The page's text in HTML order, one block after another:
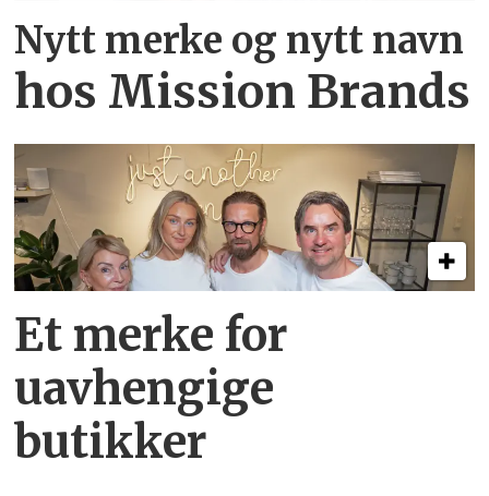
Nytt merke og nytt navn
hos Mission Brands
Et merke for
uavhengige
butikker